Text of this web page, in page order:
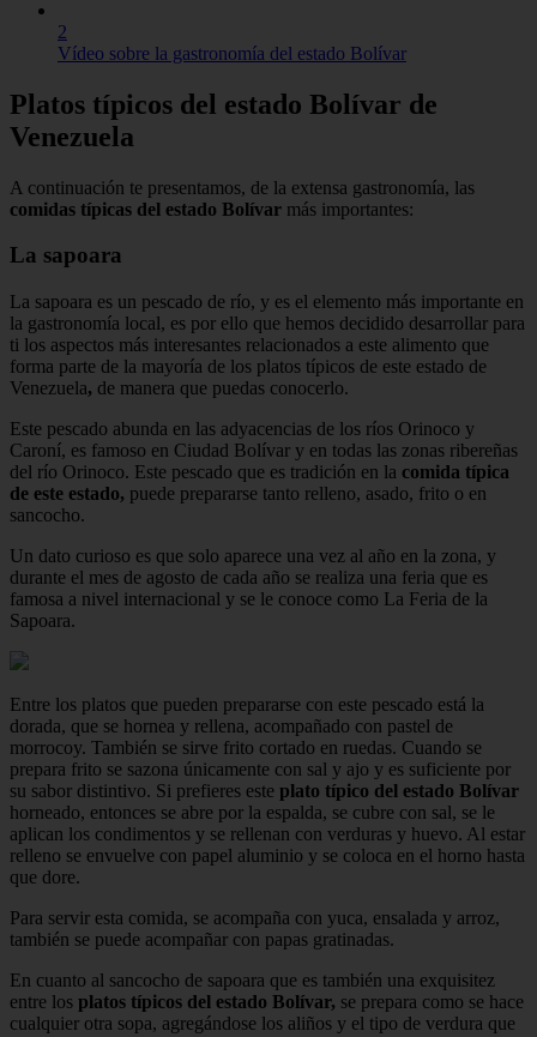
2
Vídeo sobre la gastronomía del estado Bolívar
Platos típicos del estado Bolívar de
Venezuela
A continuación te presentamos, de la extensa gastronomía, las
comidas típicas del estado Bolívar más importantes:
La sapoara
La sapoara es un pescado de río, y es el elemento más importante en
la gastronomía local, es por ello que hemos decidido desarrollar para
ti los aspectos más interesantes relacionados a este alimento que
forma parte de la mayoría de los platos típicos de este estado de
Venezuela, de manera que puedas conocerlo.
Este pescado abunda en las adyacencias de los ríos Orinoco y
Caroní, es famoso en Ciudad Bolívar y en todas las zonas ribereñas
del río Orinoco. Este pescado que es tradición en la comida típica
de este estado, puede prepararse tanto relleno, asado, frito o en
sancocho.
Un dato curioso es que solo aparece una vez al año en la zona, y
durante el mes de agosto de cada año se realiza una feria que es
famosa a nivel internacional y se le conoce como La Feria de la
Sapoara.
Entre los platos que pueden prepararse con este pescado está la
dorada, que se hornea y rellena, acompañado con pastel de
morrocoy. También se sirve frito cortado en ruedas. Cuando se
prepara frito se sazona únicamente con sal y ajo y es suficiente por
su sabor distintivo. Si prefieres este plato típico del estado Bolívar
horneado, entonces se abre por la espalda, se cubre con sal, se le
aplican los condimentos y se rellenan con verduras y huevo. Al estar
relleno se envuelve con papel aluminio y se coloca en el horno hasta
que dore.
Para servir esta comida, se acompaña con yuca, ensalada y arroz,
también se puede acompañar con papas gratinadas.
En cuanto al sancocho de sapoara que es también una exquisitez
entre los platos típicos del estado Bolívar, se prepara como se hace
cualquier otra sopa, agregándose los aliños y el tipo de verdura que